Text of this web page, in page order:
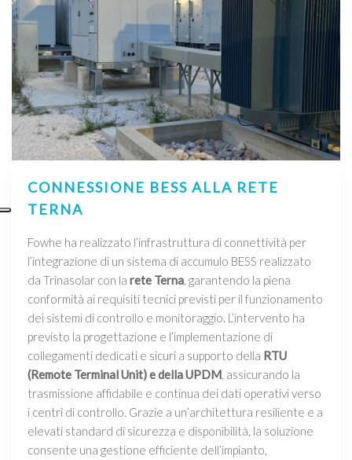
CONNESSIONE BESS ALLA RETE
TERNA
Fowhe ha realizzato l’infrastruttura di connettività per
l’integrazione di un sistema di accumulo BESS realizzato
da Trinasolar con la rete Terna, garantendo la piena
conformità ai requisiti tecnici previsti per il funzionamento
dei sistemi di controllo e monitoraggio. L’intervento ha
previsto la progettazione e l’implementazione di
collegamenti dedicati e sicuri a supporto della RTU
(Remote Terminal Unit) e della UPDM, assicurando la
trasmissione affidabile e continua dei dati operativi verso
i centri di controllo. Grazie a un’architettura resiliente e a
elevati standard di sicurezza e disponibilità, la soluzione
consente una gestione efficiente dell’impianto,